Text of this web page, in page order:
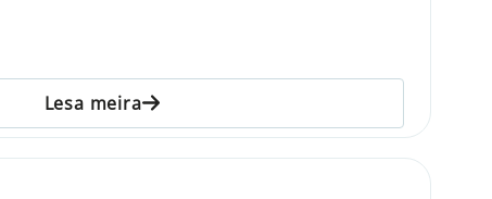
Lesa meira